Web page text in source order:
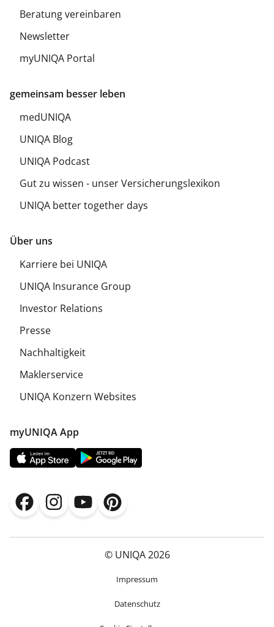
Beratung vereinbaren
Newsletter
myUNIQA Portal
gemeinsam besser leben
medUNIQA
UNIQA Blog
UNIQA Podcast
Gut zu wissen - unser Versicherungslexikon
UNIQA better together days
Über uns
Karriere bei UNIQA
UNIQA Insurance Group
Investor Relations
Presse
Nachhaltigkeit
Maklerservice
UNIQA Konzern Websites
myUNIQA App
© UNIQA 2026
Impressum
Datenschutz